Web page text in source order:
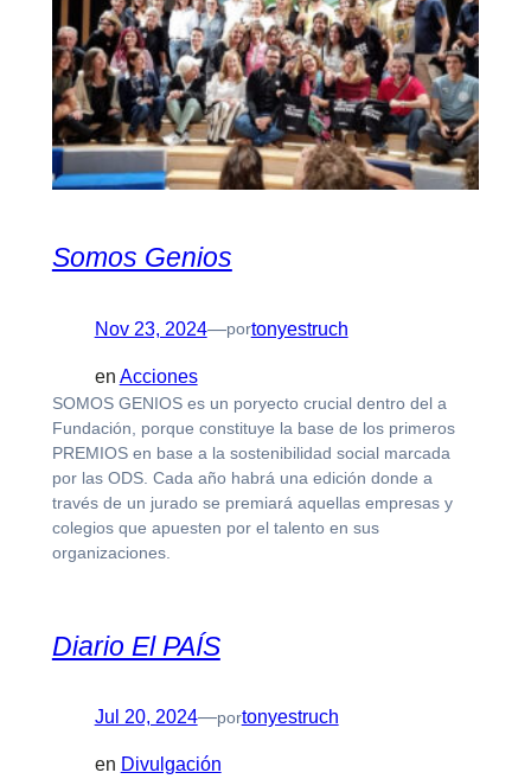
Somos Genios
Nov 23, 2024—portonyestruch
en Acciones
SOMOS GENIOS es un poryecto crucial dentro del a
Fundación, porque constituye la base de los primeros
PREMIOS en base a la sostenibilidad social marcada
por las ODS. Cada año habrá una edición donde a
través de un jurado se premiará aquellas empresas y
colegios que apuesten por el talento en sus
organizaciones.
Diario El PAÍS
Jul 20, 2024—portonyestruch
en Divulgación